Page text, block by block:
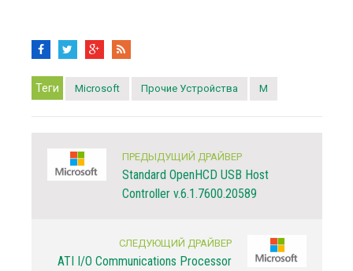
Теги Microsoft Прочие Устройства M
ПРЕДЫДУЩИЙ ДРАЙВЕР
Standard OpenHCD USB Host
Controller v.6.1.7600.20589
СЛЕДУЮЩИЙ ДРАЙВЕР
ATI I/O Communications Processor